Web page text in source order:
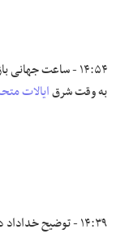
۱۴:۵۴ - ساعت
به وقت شرقایالات
۱۴:۳۹ - توضیح